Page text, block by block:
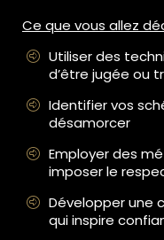
Ce que vous allez
Utiliser des
d’être jugée ou
Identifier vos
désamorcer
Employer des
imposer le
Développer une
qui inspire